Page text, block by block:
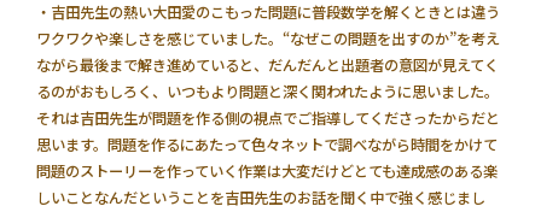
・吉田先生の熱い大田愛のこもった問題に普段数学を解くときとは違う
ワクワクや楽しさを感じていました。“なぜこの問題を出すのか”を考え
ながら最後まで解き進めていると、だんだんと出題者の意図が見えてく
るのがおもしろく、いつもより問題と深く関われたように思いました。
それは吉田先生が問題を作る側の視点でご指導してくださったからだと
思います。問題を作るにあたって色々ネットで調べながら時間をかけて
問題のストーリーを作っていく作業は大変だけどとても達成感のある楽
しいことなんだということを吉田先生のお話を聞く中で強く感じまし